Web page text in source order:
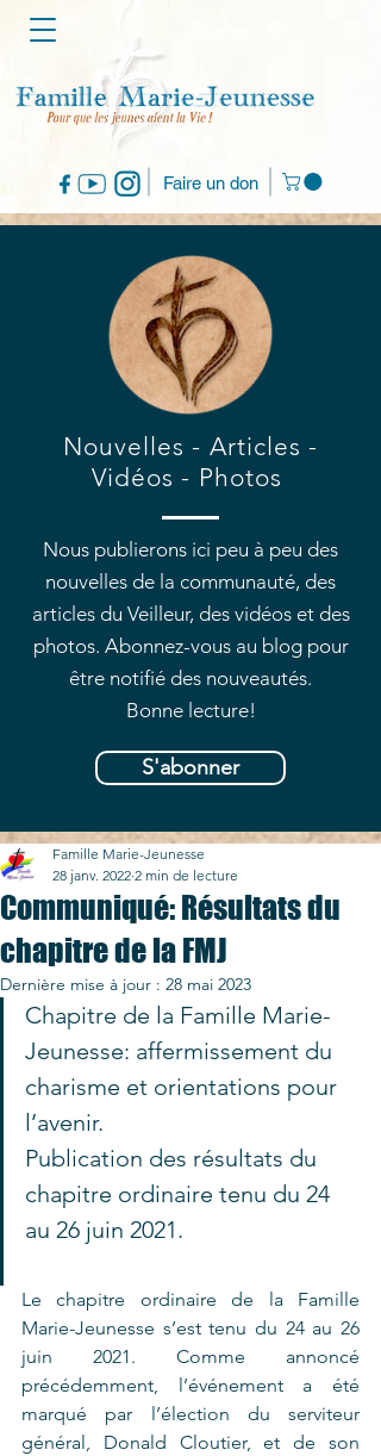
Faire un don
Nouvelles - Articles -
Vidéos - Photos
Nous publierons ici peu à peu des
nouvelles de la communauté, des
articles du Veilleur, des vidéos et des
photos. Abonnez-vous au blog pour
être notifié des nouveautés.
Bonne lecture!
S'abonner
Communiqué: Résultats du
chapitre de la FMJ
Famille Marie-Jeunesse
28 janv. 2022 2 min de lecture
Dernière mise à jour : 28 mai 2023
Chapitre de la Famille Marie-
Jeunesse: affermissement du
charisme et orientations pour
l’avenir.
Publication des résultats du
chapitre ordinaire tenu du 24
au 26 juin 2021.
Le chapitre ordinaire de la Famille
Marie-Jeunesse s’est tenu du 24 au 26
juin 2021. Comme annoncé
précédemment, l’événement a été
marqué par l’élection du serviteur
général, Donald Cloutier, et de son